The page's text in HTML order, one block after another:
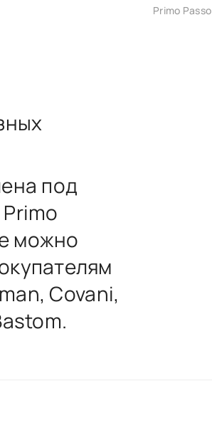
Primo Passo
под
можно
Covani,